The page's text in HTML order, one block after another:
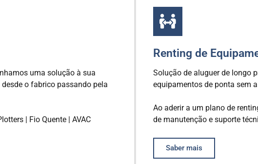
uma solução à sua
o fabrico passando pela
| Fio Quente | AVAC
Renting de
Solução de aluguer de longo
equipamentos de ponta sem
Ao aderir a um plano de
de manutenção e suporte
Saber mais